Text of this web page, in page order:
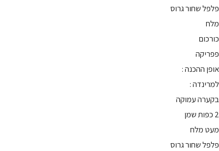
פלפל שחור גרוס
מלח
כורכום
פפריקה
אופן ההכנה :
למרינדה :
בקערה עמוקה
2 כפות שמן
מעט מלח
פלפל שחור גרוס